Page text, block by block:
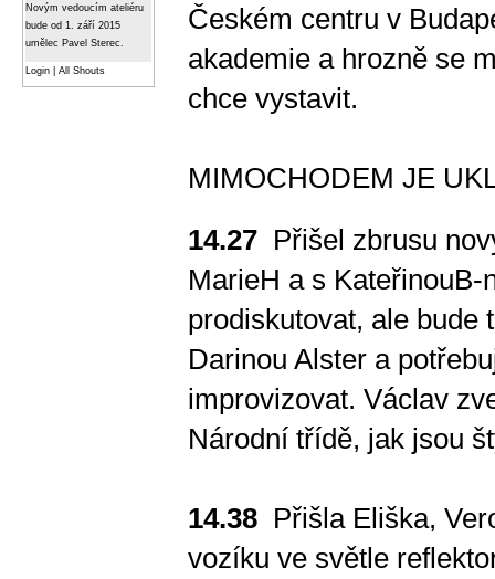
Novým vedoucím ateliéru
bude od 1. září 2015
umělec Pavel Sterec.
Login All Shouts
Českém centru v
akademie a hrozně se
chce vystavit.
MIMOCHODEM JE
14.27 Přišel zbrusu
MarieH a s KateřinouB-
prodiskutovat, ale bude
Darinou Alster a
improvizovat. Václav
Národní třídě, jak jsou
14.38 Přišla Eliška,
vozíku ve světle